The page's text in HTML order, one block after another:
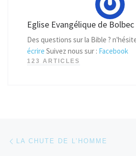
Eglise Evangélique de Bolbec
Des questions sur la Bible ?
écrire Suivez nous sur : Facebook
123 ARTICLES
Parcourir les articles
LA CHUTE DE L’HOMME